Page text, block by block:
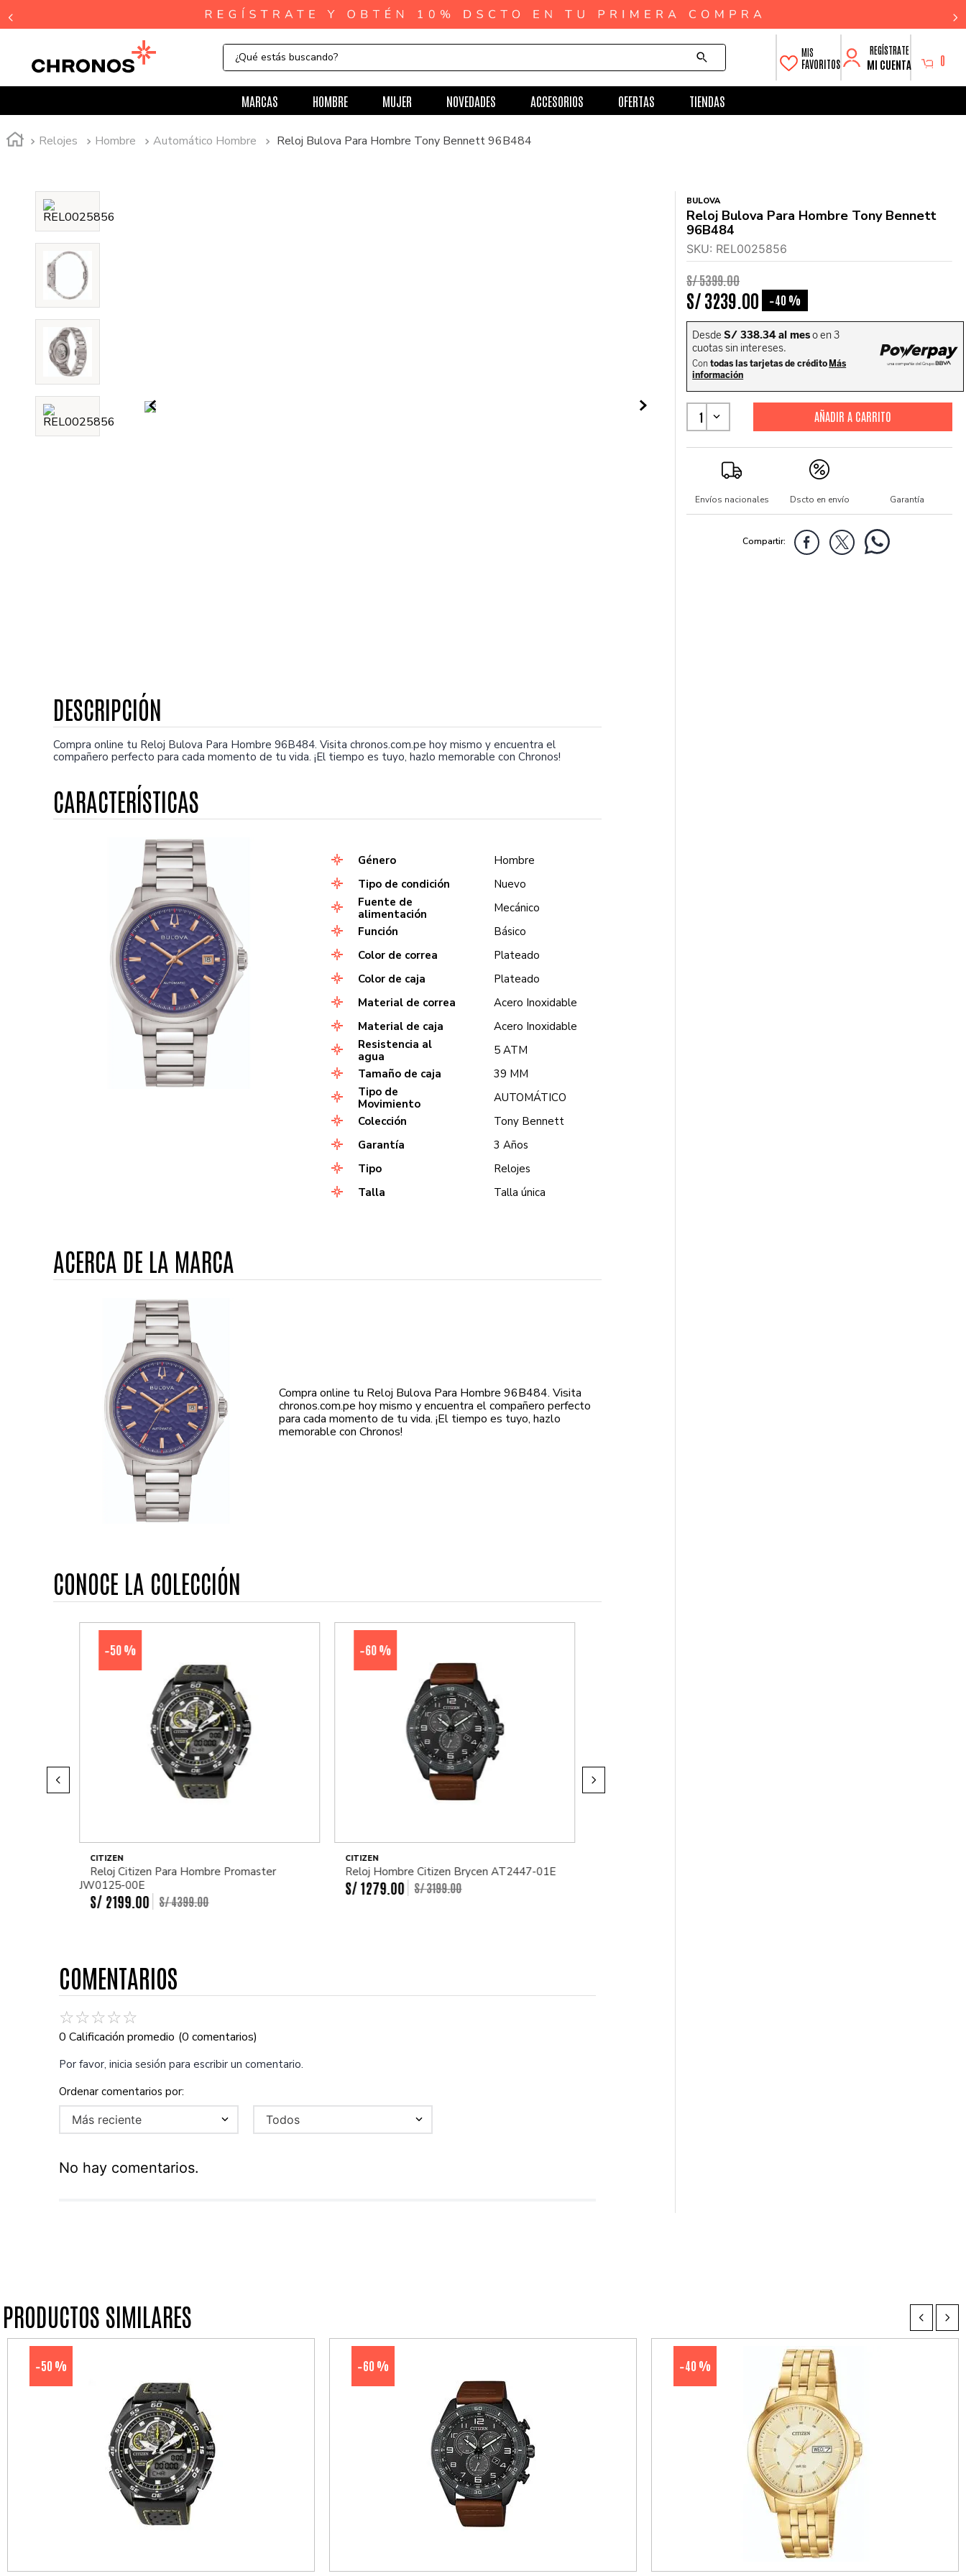
¿Qué estás buscando?
FAVORITOS MI CUENTA 0
MARCAS HOMBRE MUJER NOVEDADES ACCESORIOS OFERTAS TIENDAS
Relojes Hombre Automático Hombre Reloj Bulova Para Hombre Tony Bennett 96B484
Compra online tu Reloj Bulova Para Hombre 96B484. Visita chronos.com.pe hoy mismo y encuentra el
compañero perfecto para cada momento de tu vida. ¡El tiempo es tuyo, hazlo memorable con Chronos!
Género
Hombre
Tipo de condición
Nuevo
Fuente de
alimentación
Mecánico
Función
Básico
Color de correa
Plateado
Color de caja
Plateado
Material de correa
Acero Inoxidable
Material de caja
Acero Inoxidable
Resistencia al
agua
5 ATM
Tamaño de caja
39 MM
Tipo de
Movimiento
AUTOMÁTICO
Colección
Tony Bennett
Garantía
3 Años
Tipo
Relojes
Talla
Talla única
ACERCA DE LA MARCA
Compra online tu Reloj Bulova Para Hombre 96B484. Visita
chronos.com.pe hoy mismo y encuentra el compañero perfecto
para cada momento de tu vida. ¡El tiempo es tuyo, hazlo
memorable con Chronos!
CONOCE LA COLECCIÓN
-50 %
CITIZEN
Reloj Citizen Para Hombre Promaster
JW0125-00E
S/ 2199 00 S/4399.00
-60 %
CITIZEN
Reloj Hombre Citizen Brycen AT2447-01E
S/1279 00 S/3199.00
COMENTARIOS
☆☆☆☆☆
0 Calificación promedio (0 comentarios)
Por favor, inicia sesión para escribir un comentario.
Más reciente Todos
No hay comentarios.
BULOVA
Reloj Bulova Para Hombre Tony Bennett
96B484
SKU: REL0025856
S/5399.00
S/3239 00 -40 %
1
Envíos nacionales Dscto en envío Garantía
PRODUCTOS SIMILARES
-50 % -60 % -40 %